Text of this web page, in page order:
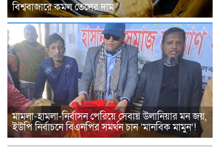
বিশ্ববাজারে কমল তেলের দাম
মামলা-হামলা-নির্বাসন পেরিয়ে সেবায় উলানিয়ার মন জয়,
ইউপি নির্বাচনে বিএনপির সমর্থন চান ‘মানবিক মামুন’!